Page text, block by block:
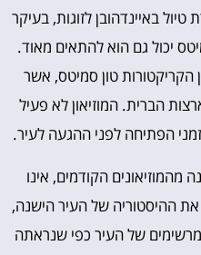
טיול באיינדהובן לזוגות, בעיקר
טון סמיטס יכול גם הוא להתאים מאוד.
הקריקטורות טון סמיטס, אשר
הברית. המוזיאון לא פעיל
הפתיחה לפני ההגעה לעיר.
מהמוזיאונים הקודמים, אינו
את ההיסטוריה של העיר הישנה,
של העיר כפי שנראתה